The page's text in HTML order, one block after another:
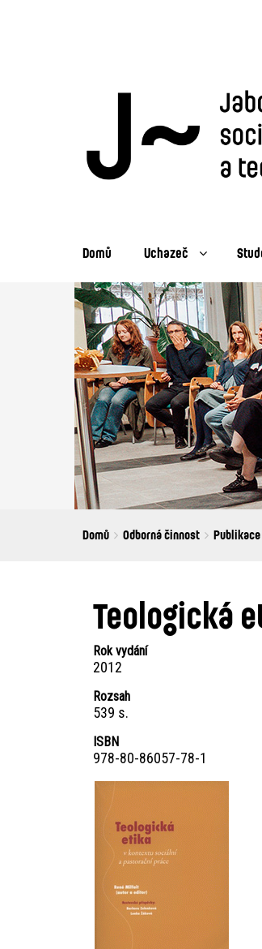
Domů Uchazeč
Breadcrumbs
You
Domů Odborná činnost
Teologická
Rok vydání
2012
Rozsah
539 s.
ISBN
978-80-86057-78-1